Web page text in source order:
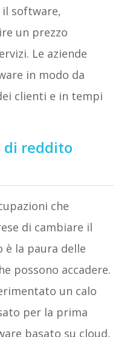
il software,
un prezzo
Le aziende
in modo da
clienti e in tempi
di reddito
che
di cambiare il
la paura delle
possono accadere.
un calo
per la prima
basato su cloud,